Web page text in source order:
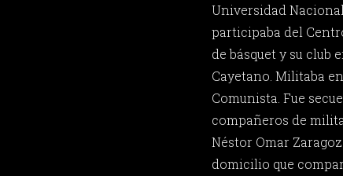
Universidad
participaba del
de básquet y su club
Cayetano. Militaba
Comunista. Fue
compañeros de
Néstor Omar
domicilio que